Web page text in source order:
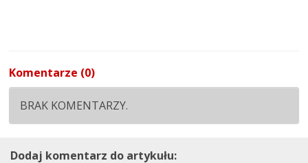
Komentarze (0)
BRAK KOMENTARZY.
Dodaj komentarz do artykułu: